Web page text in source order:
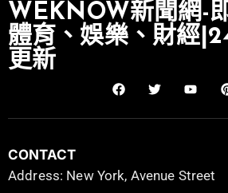
WEKNOW新聞網-
體育、娛樂、財經
更新
CONTACT
Address: New York, Avenue Street